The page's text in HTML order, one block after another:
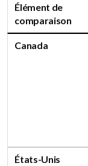
Élément de
comparaison
Canada
États-Unis